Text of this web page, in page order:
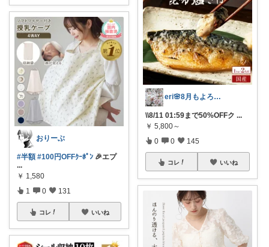
おりーぶ
#半額 #100円OFFｸｰﾎﾟﾝ 🎉エプ
...
￥ 1,580
1 0 131
コレ いいね
eri🌸8月もよろしくお願いします☺️
\\8/11 01:59まで50%OFFク ...
￥ 5,800～
0 0 145
コレ いいね